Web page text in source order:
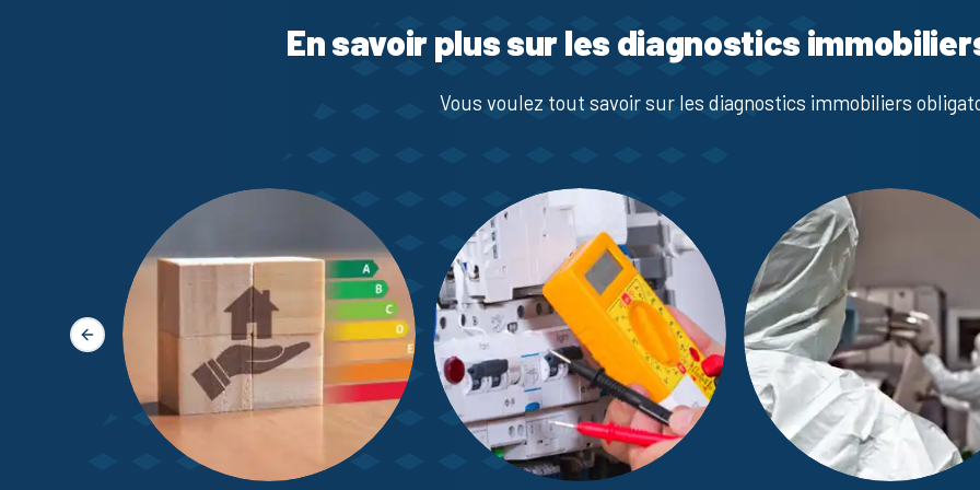
En savoir plus sur les diagnostics
Vous voulez tout savoir sur les diagnostics immobiliers
Slide précédente